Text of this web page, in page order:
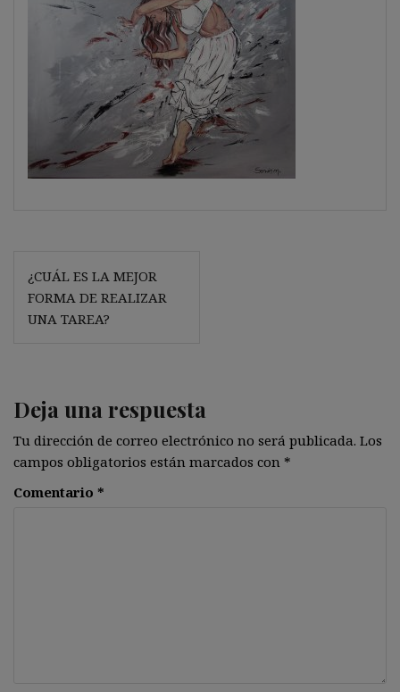
Navegación
de
entradas
¿CUÁL ES LA MEJOR
FORMA DE REALIZAR
UNA TAREA?
Deja una respuesta
Tu dirección de correo electrónico no será publicada. Los
campos obligatorios están marcados con *
Comentario *